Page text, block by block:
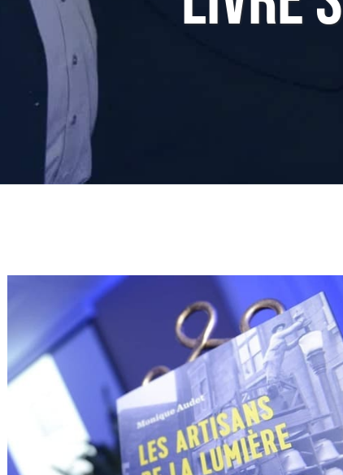
Réunions
Activités
Informations
Actualités
Contactez-nous